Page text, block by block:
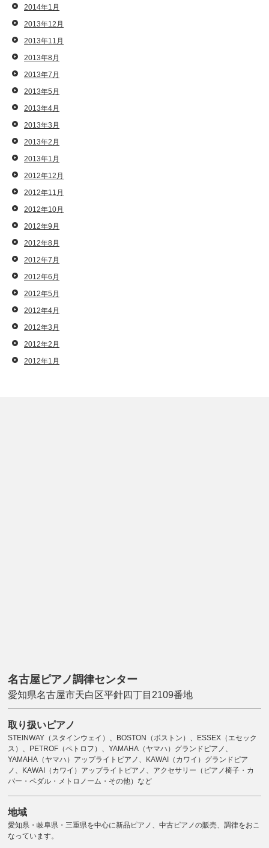
2014年1月
2013年12月
2013年11月
2013年8月
2013年7月
2013年5月
2013年4月
2013年3月
2013年2月
2013年1月
2012年12月
2012年11月
2012年10月
2012年9月
2012年8月
2012年7月
2012年6月
2012年5月
2012年4月
2012年3月
2012年2月
2012年1月
名古屋ピアノ調律センター
愛知県名古屋市天白区平針四丁目2109番地
取り扱いピアノ
STEINWAY（スタインウェイ）、BOSTON（ボストン）、ESSEX（エセック
ス）、PETROF（ペトロフ）、YAMAHA（ヤマハ）グランドピアノ、
YAMAHA（ヤマハ）アップライトピアノ、KAWAI（カワイ）グランドピア
ノ、KAWAI（カワイ）アップライトピアノ、アクセサリー（ピアノ椅子・カ
バー・ペダル・メトロノーム・その他）など
地域
愛知県・岐阜県・三重県を中心に新品ピアノ、中古ピアノの販売、調律をおこ
なっています。